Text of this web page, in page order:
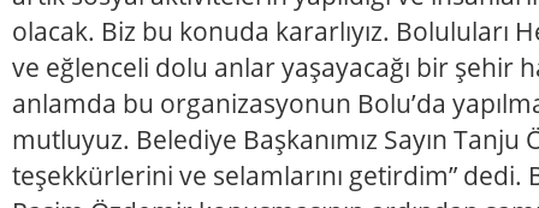
olacak. Biz bu konuda kararlıyız. Boluluları
ve eğlenceli dolu anlar yaşayacağı bir şehir
anlamda bu organizasyonun Bolu’da
mutluyuz. Belediye Başkanımız Sayın Tanju
teşekkürlerini ve selamlarını getirdim” dedi.